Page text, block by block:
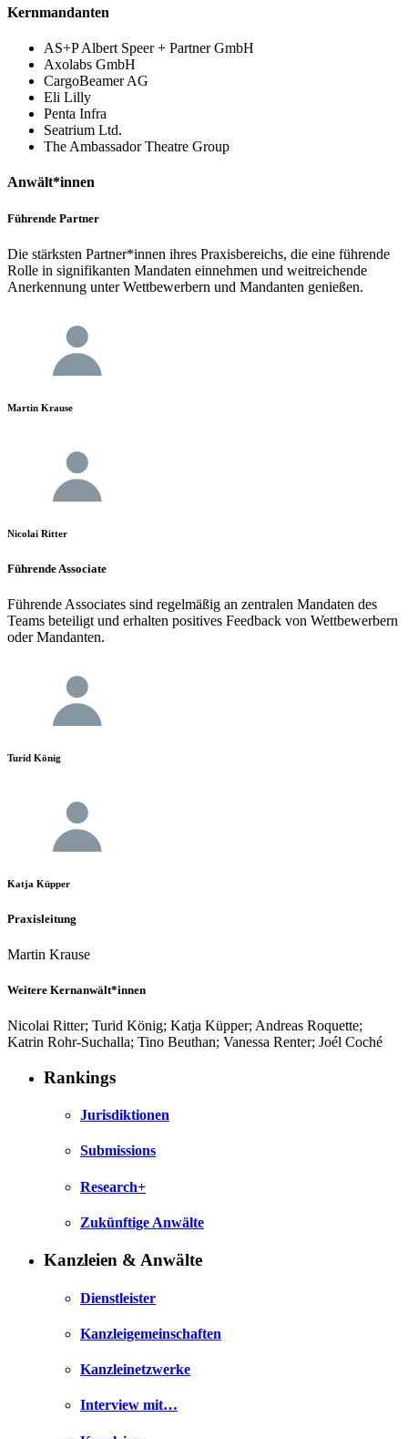
Kernmandanten
AS+P Albert Speer + Partner GmbH
Axolabs GmbH
CargoBeamer AG
Eli Lilly
Penta Infra
Seatrium Ltd.
The Ambassador Theatre Group
Anwält*innen
Führende Partner
Die stärksten Partner*innen ihres Praxisbereichs, die eine führende
Rolle in signifikanten Mandaten einnehmen und weitreichende
Anerkennung unter Wettbewerbern und Mandanten genießen.
Martin Krause
Nicolai Ritter
Führende Associate
Führende Associates sind regelmäßig an zentralen Mandaten des
Teams beteiligt und erhalten positives Feedback von Wettbewerbern
oder Mandanten.
Turid König
Katja Küpper
Praxisleitung
Martin Krause
Weitere Kernanwält*innen
Nicolai Ritter; Turid König; Katja Küpper; Andreas Roquette;
Katrin Rohr-Suchalla; Tino Beuthan; Vanessa Renter; Joél Coché
Rankings
Jurisdiktionen
Submissions
Research+
Zukünftige Anwälte
Kanzleien & Anwälte
Dienstleister
Kanzleigemeinschaften
Kanzleinetzwerke
Interview mit…